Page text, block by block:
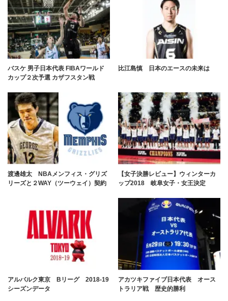
バスケ 男子日本代表 FIBAワールド
カップ２次予選 カザフスタン戦
比江島慎 日本のエースの未来は
渡邊雄太 NBAメンフィス・グリズ
リーズと２WAY（ツーウェイ）契約
【女子決勝レビュー】ウィンターカ
ップ2018 岐阜女子・女王決定
アルバルク東京 Bリーグ 2018-19
シーズンデータ
アカツキファイブ日本代表 オース
トラリア戦 歴史的勝利